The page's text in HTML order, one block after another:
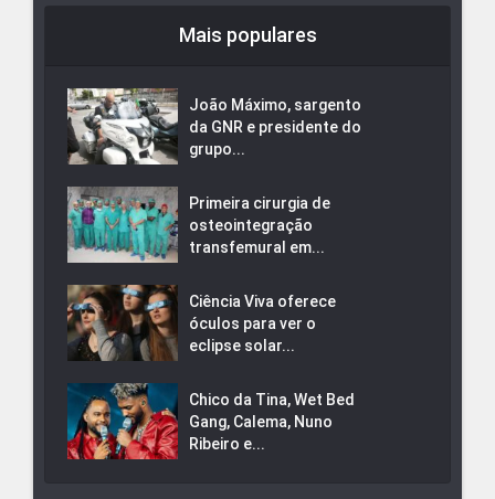
Mais populares
João Máximo, sargento
da GNR e presidente do
grupo...
Primeira cirurgia de
osteointegração
transfemural em...
Ciência Viva oferece
óculos para ver o
eclipse solar...
Chico da Tina, Wet Bed
Gang, Calema, Nuno
Ribeiro e...